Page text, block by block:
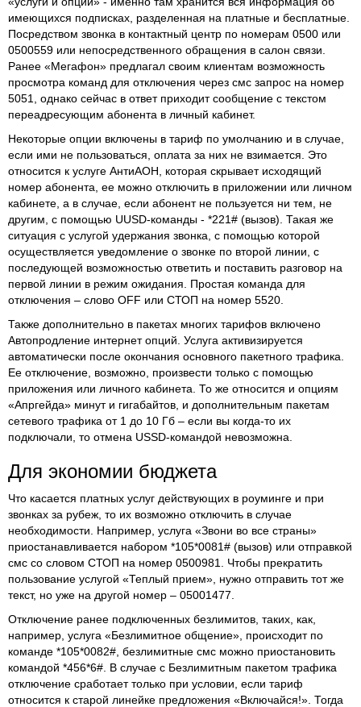
имеющихся подписках, разделенная на платные и бесплатные.
Посредством звонка в контактный центр по номерам 0500 или
0500559 или непосредственного обращения в салон связи.
Ранее «Мегафон» предлагал своим клиентам возможность
просмотра команд для отключения через смс запрос на номер
5051, однако сейчас в ответ приходит сообщение с текстом
переадресующим абонента в личный кабинет.
Некоторые опции включены в тариф по умолчанию и в случае,
если ими не пользоваться, оплата за них не взимается. Это
относится к услуге АнтиАОН, которая скрывает исходящий
номер абонента, ее можно отключить в приложении или личном
кабинете, а в случае, если абонент не пользуется ни тем, не
другим, с помощью UUSD-команды - *221# (вызов). Такая же
ситуация с услугой удержания звонка, с помощью которой
осуществляется уведомление о звонке по второй линии, с
последующей возможностью ответить и поставить разговор на
первой линии в режим ожидания. Простая команда для
отключения – слово OFF или СТОП на номер 5520.
Также дополнительно в пакетах многих тарифов включено
Автопродление интернет опций. Услуга активизируется
автоматически после окончания основного пакетного трафика.
Ее отключение, возможно, произвести только с помощью
приложения или личного кабинета. То же относится и опциям
«Апргейда» минут и гигабайтов, и дополнительным пакетам
сетевого трафика от 1 до 10 Гб – если вы когда-то их
подключали, то отмена USSD-командой невозможна.
Для экономии бюджета
Что касается платных услуг действующих в роуминге и при
звонках за рубеж, то их возможно отключить в случае
необходимости. Например, услуга «Звони во все страны»
приостанавливается набором *105*0081# (вызов) или отправкой
смс со словом СТОП на номер 0500981. Чтобы прекратить
пользование услугой «Теплый прием», нужно отправить тот же
текст, но уже на другой номер – 05001477.
Отключение ранее подключенных безлимитов, таких, как,
например, услуга «Безлимитное общение», происходит по
команде *105*0082#, безлимитные смс можно приостановить
командой *456*6#. В случае с Безлимитным пакетом трафика
отключение сработает только при условии, если тариф
относится к старой линейке предложения «Включайся!». Тогда